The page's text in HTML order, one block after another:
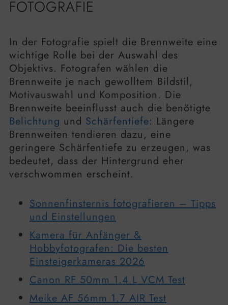
FOTOGRAFIE
In der Fotografie spielt die Brennweite eine
wichtige Rolle bei der Auswahl des
Objektivs. Fotografen wählen die
Brennweite je nach gewolltem Bildstil,
Motivauswahl und Komposition. Die
Brennweite beeinflusst auch die benötigte
Belichtung und Schärfentiefe: Längere
Brennweiten tendieren dazu, eine
geringere Schärfentiefe zu erzeugen, was
bedeutet, dass der Hintergrund eher
verschwommen erscheint.
Sonnenfinsternis fotografieren – Tipps
und Einstellungen
Kamera für Anfänger &
Hobbyfotografen: Die besten
Einsteigerkameras 2026
Canon RF 50mm 1.4 L VCM Test
Meike AF 56mm 1.7 AIR Test